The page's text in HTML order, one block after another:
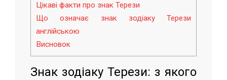
Цікаві факти про знак Терези
Що означає знак зодіаку Терези
англійською
Висновок
Знак зодіаку Терези: з якого